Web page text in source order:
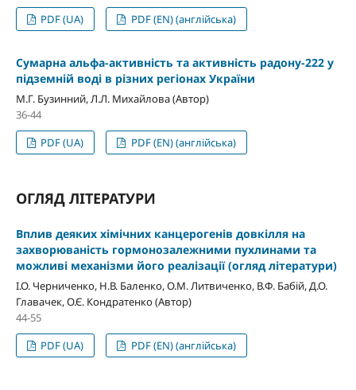
PDF (UA)
PDF (EN) (англійська)
Сумарна альфа-активність та активність радону-222 у
підземній воді в різних регіонах України
М.Г. Бузинний, Л.Л. Михайлова (Автор)
36-44
PDF (UA)
PDF (EN) (англійська)
ОГЛЯД ЛІТЕРАТУРИ
Вплив деяких хімічних канцерогенів довкілля на
захворюваність гормонозалежними пухлинами та
можливі механізми його реалізації (огляд літератури)
І.О. Черниченко, Н.В. Баленко, О.М. Литвиченко, В.Ф. Бабій, Д.О.
Главачек, О.Є. Кондратенко (Автор)
44-55
PDF (UA)
PDF (EN) (англійська)